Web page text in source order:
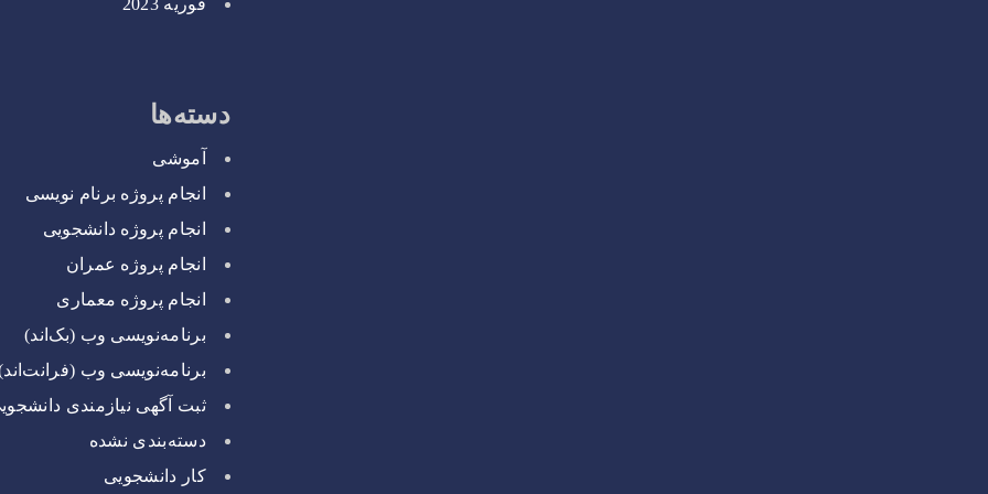
دسته‌ها
آموشی
انجام پروژه برنام نویسی
انجام پروژه دانشجویی
انجام پروژه عمران
انجام پروژه معماری
برنامه‌نویسی وب (بک‌اند)
برنامه‌نویسی وب
ثبت آگهی نیازمندی
دسته‌بندی نشده
کار دانشجویی